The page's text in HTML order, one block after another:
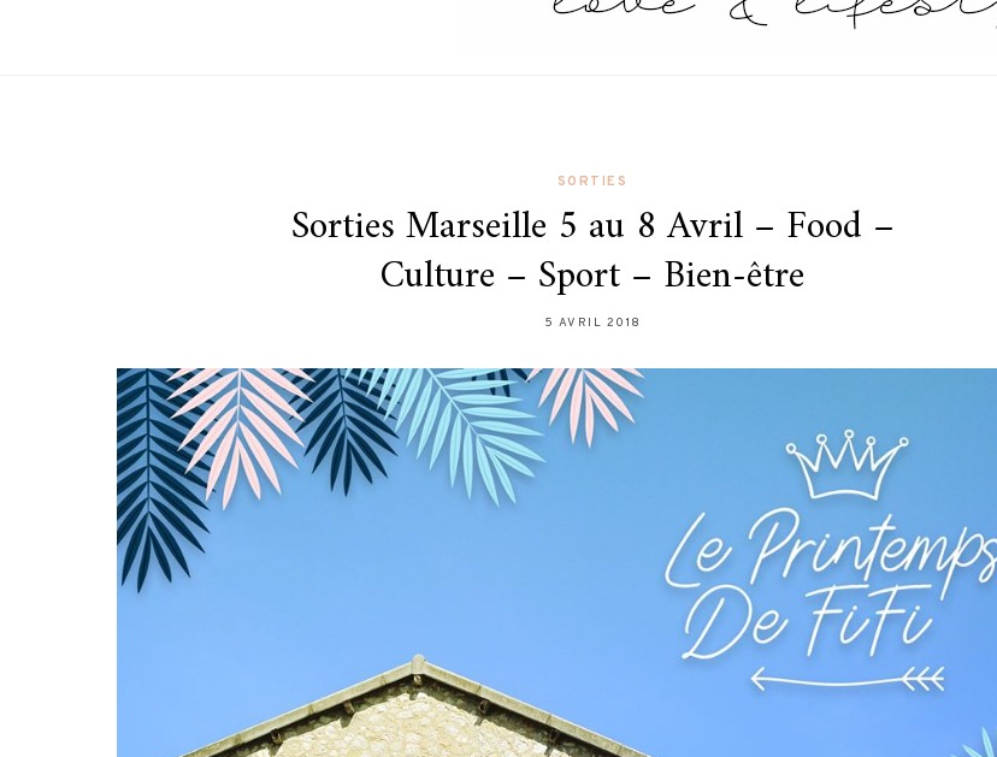
SORTIES
Sorties Marseille 5 au 8 Avril – Food –
Culture – Sport – Bien-être
5 AVRIL 2018